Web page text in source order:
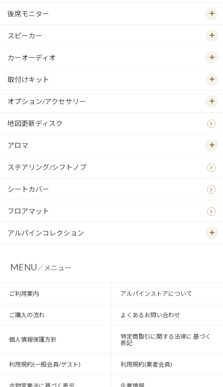
後席モニター
スピーカー
カーオーディオ
取付けキット
オプション/アクセサリー
地図更新ディスク
アロマ
ステアリング/シフトノブ
シートカバー
フロアマット
アルパインコレクション
MENU／メニュー
ご利用案内 アルパインストアについて
ご購入の流れ よくあるお問い合わせ
個人情報保護方針
特定商取引に関する法律に 基づく
表記
利用規約(一般会員/ゲスト) 利用規約(業者会員)